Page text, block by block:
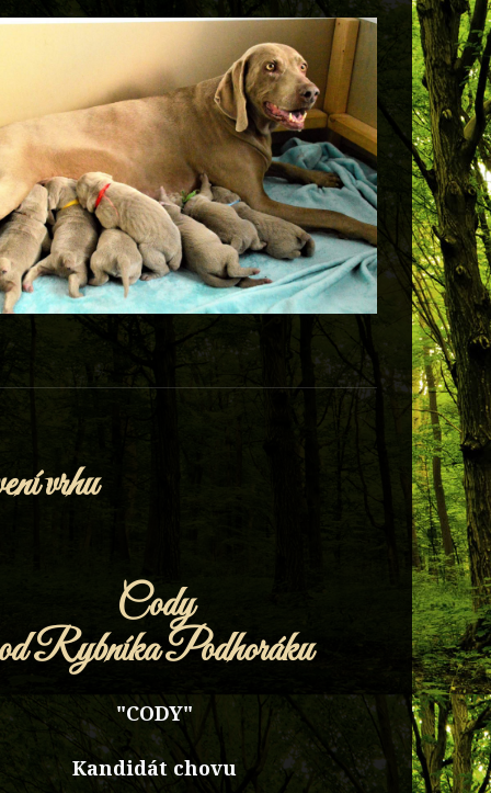
vrhu
Cody
Rybníka Podhoráku
"CODY"
Kandidát chovu